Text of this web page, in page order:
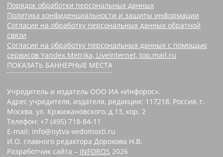
Порядок обработки персональных данных
Политика конфиденциальности и защиты информации
Согласие на обработку персональных данных обратной
связи
Согласие на обработку персональных данных с помощью
сервисов Yandex.Metrika, LiveInternet, top.mail.ru
ПОКАЗАТЬ БАННЕРНЫЕ МЕСТА
Учредитель и издатель ООО ИА «Инфорос».
Адрес учредителя, издателя, редакции: 117218, Россия, г.
Москва, ул. Кржижановского, д.13, кор. 2
Телефон: +7 (495) 718-84-11
E-mail: info@nytva-vedomosti.ru
И.О. главного редактора Дорохова Н.В.
Разработчик сайта – INFOROS 2026